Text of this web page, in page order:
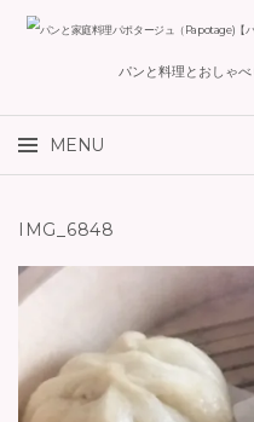
パンと料理とおしゃ
MENU
IMG_6848